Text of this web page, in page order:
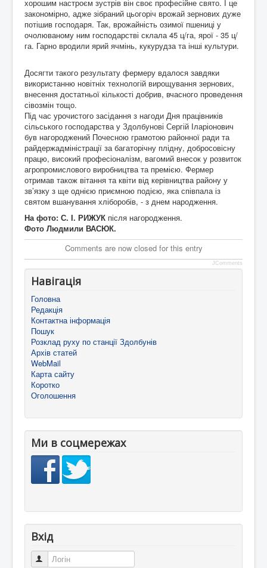
хорошим настроєм зустрів він своє професійне свято. І це
закономірно, адже зібраний цьогоріч врожай зернових дуже
потішив господаря. Так, врожайність озимої пшениці у
очолюваному ним господарстві склала 45 ц/га, ярої - 35 ц/
га. Гарно вродили ярий ячмінь, кукурудза та інші культури.
Досягти такого результату фермеру вдалося завдяки
використанню новітніх технологій вирощування зернових,
внесення достатньої кількості добрив, вчасного проведення
сівозмін тощо.
Під час урочистого засідання з нагоди Дня працівників
сільського господарства у Здолбунові Сергій Іларіонович
був нагороджений Почесною грамотою районної ради та
райдержадміністрації за багаторічну плідну, добросовісну
працю, високий професіоналізм, вагомий внесок у розвиток
агропромислового виробництва та премією. Фермер
отримав також вітання та квіти від керівництва району у
зв’язку з ще однією приємною подією, яка співпала із
святом вшанування хліборобів, - з днем народження.
На фото: С. І. РИЖУК після нагородження.
Фото Людмили ВАСЮК.
Comments are now closed for this entry
JComments
Навігація
Головна
Редакція
Контактна інформація
Пошук
Розклад руху по станції Здолбунів
Архів статей
WebMail
Карта сайту
Коротко
Оголошення
Ми в соцмережах
Вхід
Логін